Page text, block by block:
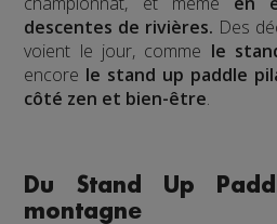
descentes de rivières. Des
voient le jour, comme le
encore le stand up paddle
côté zen et bien-être.
Du Stand Up
montagne